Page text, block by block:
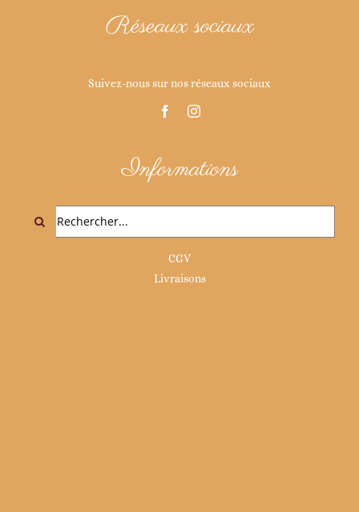
Réseaux sociaux
Suivez-nous sur nos réseaux sociaux
Informations
Rechercher:
CGV
Livraisons